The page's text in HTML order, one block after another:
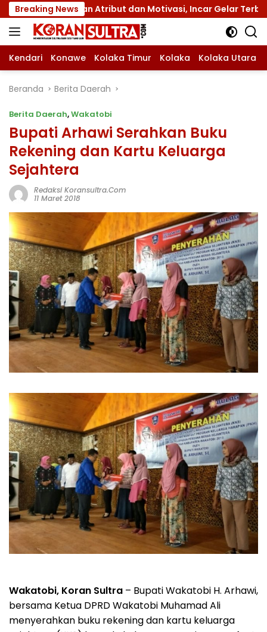
Langsung
ke
konten
Breaking News
Atribut dan Motivasi, Incar Gelar Terbaik di Sultra
Kendari Konawe Kolaka Timur Kolaka Kolaka Utara
Beranda Berita Daerah
Berita Daerah,Wakatobi
Bupati Arhawi Serahkan Buku
Rekening dan Kartu Keluarga
Sejahtera
Redaksi Koransultra.com
11 Maret 2018
Wakatobi, Koran Sultra – Bupati Wakatobi H. Arhawi,
bersama Ketua DPRD Wakatobi Muhamad Ali
menyerahkan buku rekening dan kartu keluarga